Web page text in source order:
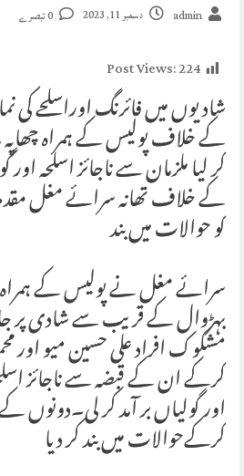
admin دسمبر 11, 2023
Post Views:224
شادیوں میں فائرنگ اوراسلحے
کے خلاف پولیس کے ہمراہ چھاپہ
کر لیا ملزمان سے ناجائز اسلحہ اور
کے خلاف تھانہ سرائے مغل
کو حوالات میں بند
سرائے مغل نے پولیس کے ہمراہ
بہڑوال کے قریب سے شادی
مشکوک افراد علی حسین میو اور
اور گولیاں بر آمد کر
کرکےحوالات میں بند کر دیا